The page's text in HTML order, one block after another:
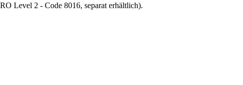
Level 2 - Code 8016, separat erhältlich).